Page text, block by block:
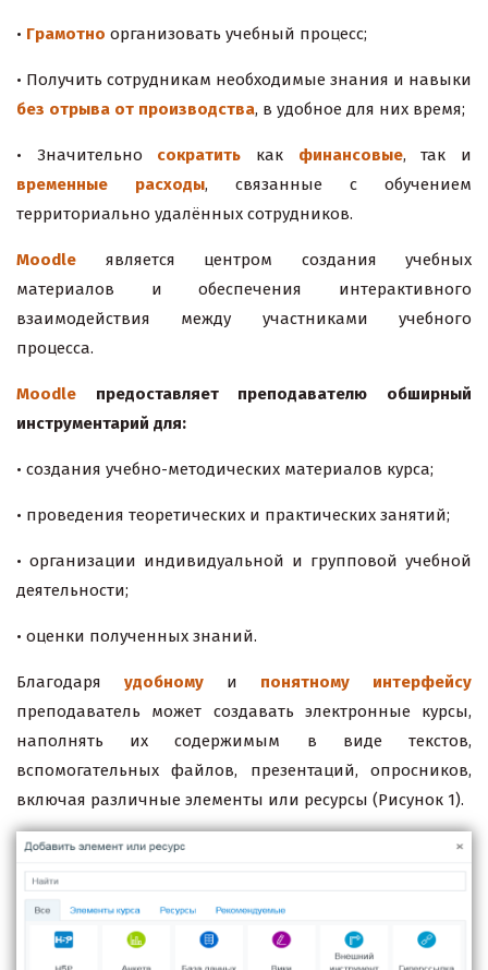
• Грамотно организовать учебный процесс;
• Получить сотрудникам необходимые знания и навыки
без отрыва от производства, в удобное для них время;
• Значительно сократить как финансовые, так и
временные
расходы, связанные с обучением
территориально удалённых сотрудников.
Moodle является центром создания учебных
материалов и обеспечения интерактивного
взаимодействия между участниками учебного
процесса.
Moodle предоставляет преподавателю обширный
инструментарий для:
• создания учебно-методических материалов курса;
• проведения теоретических и практических занятий;
• организации индивидуальной и групповой учебной
деятельности;
• оценки полученных знаний.
Благодаря удобному и понятному интерфейсу
преподаватель может создавать электронные курсы,
наполнять их содержимым в виде текстов,
вспомогательных файлов, презентаций, опросников,
включая различные элементы или ресурсы (Рисунок 1).